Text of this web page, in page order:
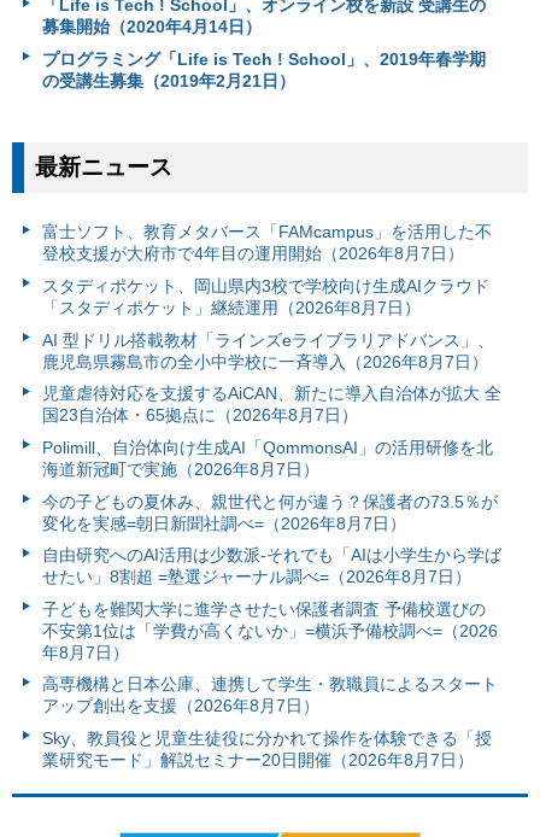
「Life is Tech ! School」、オンライン校を新設 受講生の
募集開始（2020年4月14日）
プログラミング「Life is Tech ! School」、2019年春学期
の受講生募集（2019年2月21日）
最新ニュース
富⼠ソフト、教育メタバース「FAMcampus」を活用した不
登校支援が大府市で4年目の運用開始（2026年8月7日）
スタディポケット、岡山県内3校で学校向け生成AIクラウド
「スタディポケット」継続運用（2026年8月7日）
AI 型ドリル搭載教材「ラインズeライブラリアドバンス」、
鹿児島県霧島市の全小中学校に一斉導入（2026年8月7日）
児童虐待対応を支援するAiCAN、新たに導入自治体が拡大 全
国23自治体・65拠点に（2026年8月7日）
Polimill、自治体向け生成AI「QommonsAI」の活用研修を北
海道新冠町で実施（2026年8月7日）
今の子どもの夏休み、親世代と何が違う？保護者の73.5％が
変化を実感=朝日新聞社調べ=（2026年8月7日）
自由研究へのAI活用は少数派-それでも「AIは小学生から学ば
せたい」8割超 =塾選ジャーナル調べ=（2026年8月7日）
子どもを難関大学に進学させたい保護者調査 予備校選びの
不安第1位は「学費が高くないか」=横浜予備校調べ=（2026
年8月7日）
高専機構と日本公庫、連携して学生・教職員によるスタート
アップ創出を支援（2026年8月7日）
Sky、教員役と児童生徒役に分かれて操作を体験できる「授
業研究モード」解説セミナー20日開催（2026年8月7日）